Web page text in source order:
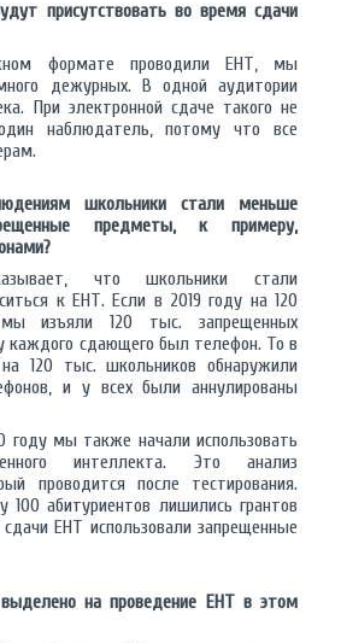
присутствовать во время сдачи
формате проводили ЕНТ, мы
дежурных. В одной аудитории
При электронной сдаче такого не
наблюдатель, потому что все
школьники стали меньше
предметы, к примеру,
что школьники стали
к ЕНТ. Если в 2019 году на 120
изъяли 120 тыс. запрещенных
каждого сдающего был телефон. То в
120 тыс. школьников обнаружили
и у всех были аннулированы
году мы также начали использовать
интеллекта. Это анализ
проводится после тестирования.
абитуриентов лишились грантов
ЕНТ использовали запрещенные
на проведение ЕНТ в этом